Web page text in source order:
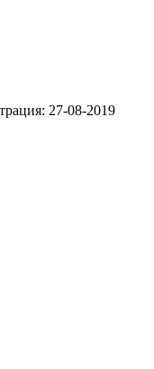
27-08-2019